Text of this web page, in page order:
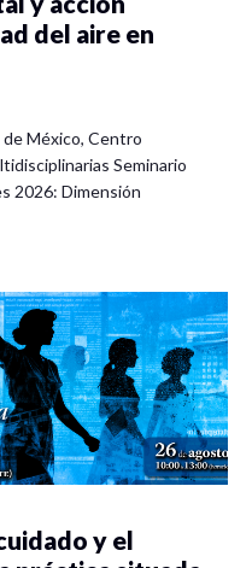
del aire en
México, Centro
Seminario
2026: Dimensión
y el